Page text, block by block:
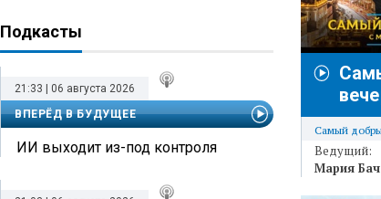
Подкасты
21:33 | 06 августа 2026
ВПЕРЁД В БУДУЩЕЕ
ИИ выходит из-под контроля
Самый
Ведущий:
Мария